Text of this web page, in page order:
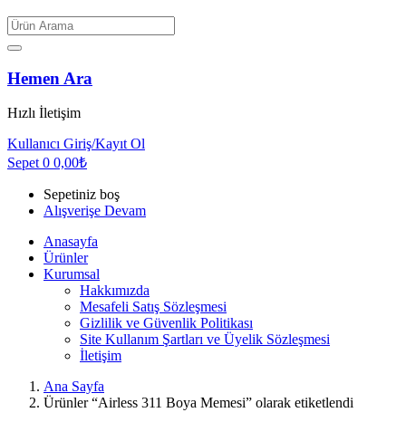
Hemen Ara
Hızlı İletişim
Kullanıcı Giriş/Kayıt Ol
Sepet 0 0,00₺
Sepetiniz boş
Alışverişe Devam
Anasayfa
Ürünler
Kurumsal
Hakkımızda
Mesafeli Satış Sözleşmesi
Gizlilik ve Güvenlik Politikası
Site Kullanım Şartları ve Üyelik Sözleşmesi
İletişim
Ana Sayfa
Ürünler “Airless 311 Boya Memesi” olarak etiketlendi